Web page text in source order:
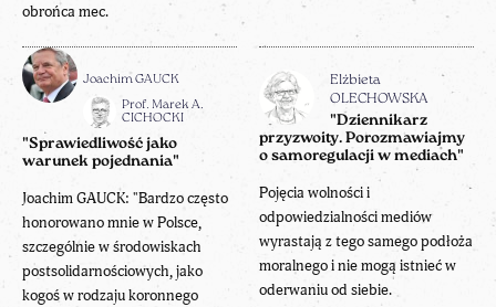
obrońca mec.
Joachim GAUCK
Prof. Marek A.
CICHOCKI
"Sprawiedliwość jako
warunek pojednania"
Joachim GAUCK: "Bardzo często
honorowano mnie w Polsce,
szczególnie w środowiskach
postsolidarnościowych, jako
kogoś w rodzaju koronnego
Elżbieta
OLECHOWSKA
"Dziennikarz
przyzwoity. Porozmawiajmy
o samoregulacji w mediach"
Pojęcia wolności i
odpowiedzialności mediów
wyrastają z tego samego podłoża
moralnego i nie mogą istnieć w
oderwaniu od siebie.